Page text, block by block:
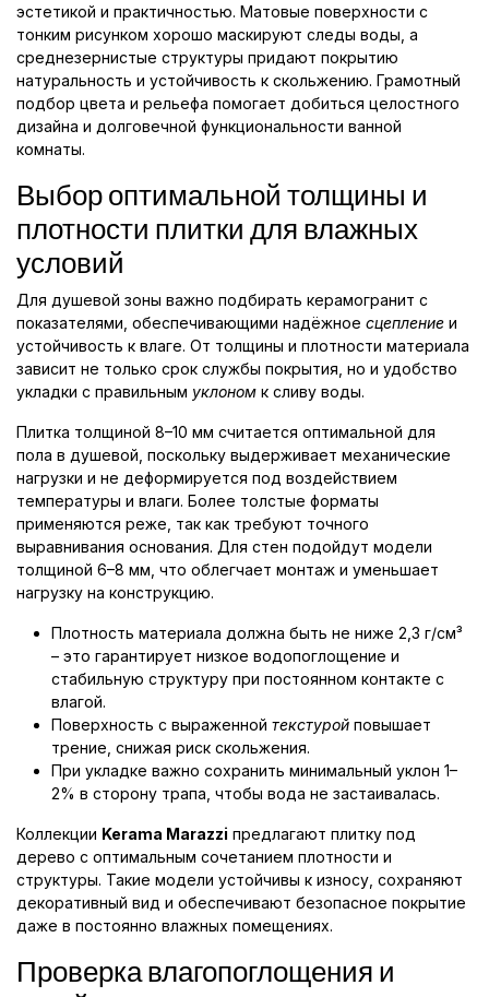
эстетикой и практичностью. Матовые поверхности с
тонким рисунком хорошо маскируют следы воды, а
среднезернистые структуры придают покрытию
натуральность и устойчивость к скольжению. Грамотный
подбор цвета и рельефа помогает добиться целостного
дизайна и долговечной функциональности ванной
комнаты.
Выбор оптимальной толщины и
плотности плитки для влажных
условий
Для душевой зоны важно подбирать керамогранит с
показателями, обеспечивающими надёжное сцепление и
устойчивость к влаге. От толщины и плотности материала
зависит не только срок службы покрытия, но и удобство
укладки с правильным уклоном к сливу воды.
Плитка толщиной 8–10 мм считается оптимальной для
пола в душевой, поскольку выдерживает механические
нагрузки и не деформируется под воздействием
температуры и влаги. Более толстые форматы
применяются реже, так как требуют точного
выравнивания основания. Для стен подойдут модели
толщиной 6–8 мм, что облегчает монтаж и уменьшает
нагрузку на конструкцию.
Плотность материала должна быть не ниже 2,3 г/см³
– это гарантирует низкое водопоглощение и
стабильную структуру при постоянном контакте с
влагой.
Поверхность с выраженной текстурой повышает
трение, снижая риск скольжения.
При укладке важно сохранить минимальный уклон 1–
2% в сторону трапа, чтобы вода не застаивалась.
Коллекции Kerama Marazzi предлагают плитку под
дерево с оптимальным сочетанием плотности и
структуры. Такие модели устойчивы к износу, сохраняют
декоративный вид и обеспечивают безопасное покрытие
даже в постоянно влажных помещениях.
Проверка влагопоглощения и